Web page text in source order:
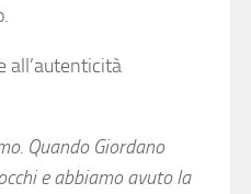
all’autenticità
Quando Giordano
e abbiamo avuto la